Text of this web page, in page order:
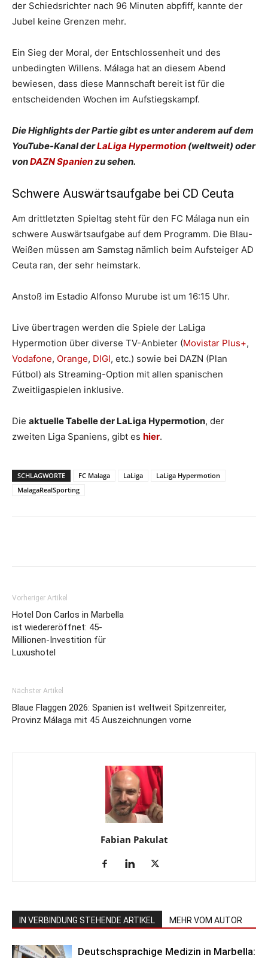
der Schiedsrichter nach 96 Minuten abpfiff, kannte der
Jubel keine Grenzen mehr.
Ein Sieg der Moral, der Entschlossenheit und des
unbedingten Willens. Málaga hat an diesem Abend
bewiesen, dass diese Mannschaft bereit ist für die
entscheidenden Wochen im Aufstiegskampf.
Die Highlights der Partie gibt es unter anderem auf dem
YouTube-Kanal derLaLiga Hypermotion (weltweit) oder
vonDAZN Spanienzu sehen.
Schwere Auswärtsaufgabe bei CD Ceuta
Am drittletzten Spieltag steht für den FC Málaga nun ein
schwere Auswärtsaufgabe auf dem Programm. Die Blau-
Weißen müssen am Samstag nämlich beim Aufsteiger AD
Ceuta ran, der sehr heimstark.
Anstoß im Estadio Alfonso Murube ist um 16:15 Uhr.
Live übertragen werden die Spiele der LaLiga
Hypermotion über diverse TV-Anbieter (Movistar Plus+,
Vodafone, Orange, DIGI, etc.) sowie bei DAZN (Plan
Fútbol) als Streaming-Option mit allen spanischen
Zweitligaspielen inklusive.
Die aktuelle Tabelle der LaLiga Hypermotion, der
zweiten Liga Spaniens, gibt es hier.
SCHLAGWORTE FC Malaga LaLiga
LaLiga Hypermotion
MalagaRealSporting
Vorheriger Artikel
Hotel Don Carlos in Marbella
ist wiedereröffnet: 45-
Millionen-Investition für
Luxushotel
Nächster Artikel
Blaue Flaggen 2026: Spanien ist weltweit Spitzenreiter,
Provinz Málaga mit 45 Auszeichnungen vorne
Fabian Pakulat
IN VERBINDUNG STEHENDE ARTIKEL MEHR VOM AUTOR
Deutschsprachige Medizin in Marbella: